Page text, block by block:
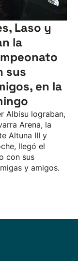
Laso y
la
sus
en la
Albisu lograban,
Arena, la
Altuna III y
llegó el
con sus
y amigos.